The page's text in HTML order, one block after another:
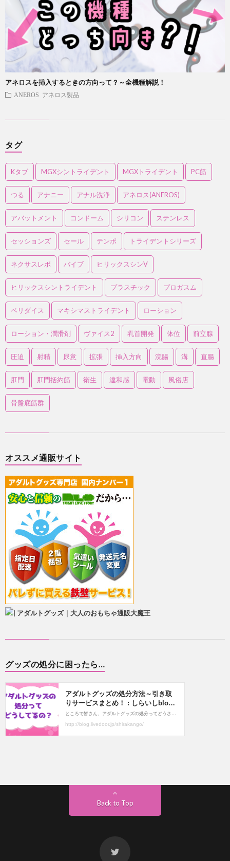
アネロスを挿入するときの方向って？～全機種解説！
ANEROS アネロス製品
タグ
Kタブ MGXシントライデント MGXトライデント PC筋
つる アナニー アナル洗浄 アネロス(ANEROS)
アバットメント コンドーム シリコン ステンレス
セッションズ セール テンポ トライデントシリーズ
ネクサスレボ バイブ ヒリックスシンV
ヒリックスシントライデント プラスチック プロガスム
ペリダイス マキシマストライデント ローション
ローション・潤滑剤 ヴァイス2 乳首開発 体位 前立腺
圧迫 射精 尿意 拡張 挿入方向 浣腸 溝 直腸
肛門 肛門括約筋 衛生 違和感 電動 風俗店
骨盤底筋群
オススメ通販サイト
グッズの処分に困ったら…
Back to Top